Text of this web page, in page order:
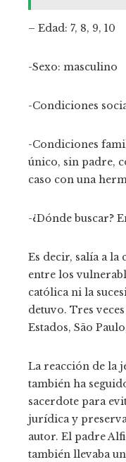
– Edad: 7, 8, 9, 10
-Sexo: masculino
-Condiciones
-Condiciones
único, sin padre,
caso con una
-¿Dónde buscar?
Es decir, salía a la
entre los
católica ni la
detuvo. Tres
Estados, São
La reacción de la
también ha
sacerdote para
jurídica y
autor. El padre
también llevaba